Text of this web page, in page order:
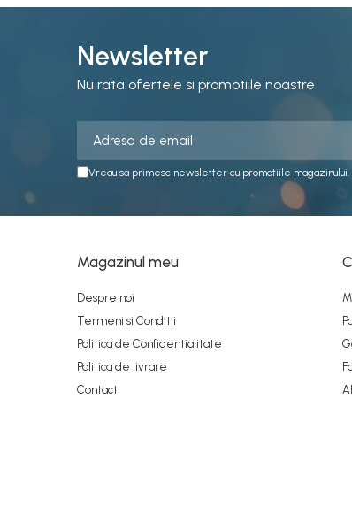
Newsletter
Nu rata ofertele si promotiile noastre
Vreau sa primesc newsletter cu promotiile magazinului.
Magazinul meu
Despre noi
Termeni si Conditii
Politica de Confidentialitate
Politica de livrare
Contact